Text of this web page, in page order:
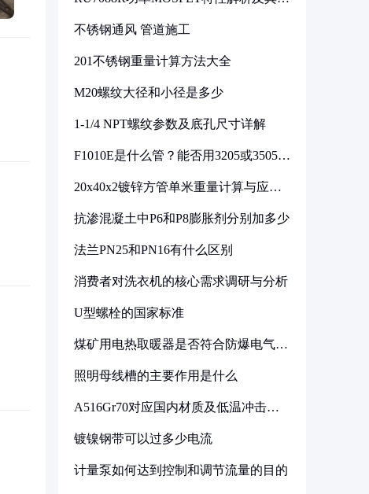
不锈钢通风 管道施工
201不锈钢重量计算方法大全
M20螺纹大径和小径是多少
1-1/4 NPT螺纹参数及底孔尺寸详解
F1010E是什么管？能否用3205或3505代
20x40x2镀锌方管单米重量计算与应用
抗渗混凝土中P6和P8膨胀剂分别加多少
法兰PN25和PN16有什么区别
消费者对洗衣机的核心需求调研与分析
U型螺栓的国家标准
煤矿用电热取暖器是否符合防爆电气设
照明母线槽的主要作用是什么
A516Gr70对应国内材质及低温冲击要
镀镍钢带可以过多少电流
计量泵如何达到控制和调节流量的目的